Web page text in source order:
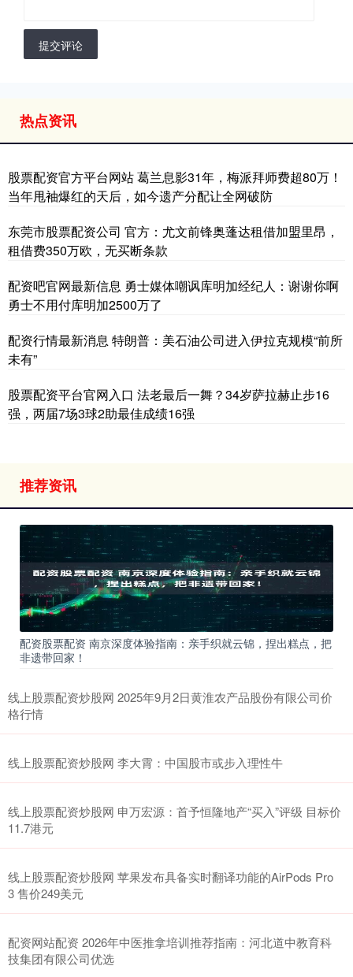
提交评论
热点资讯
股票配资官方平台网站 葛兰息影31年，梅派拜师费超80万！
当年甩袖爆红的天后，如今遗产分配让全网破防
东莞市股票配资公司 官方：尤文前锋奥蓬达租借加盟里昂，
租借费350万欧，无买断条款
配资吧官网最新信息 勇士媒体嘲讽库明加经纪人：谢谢你啊
勇士不用付库明加2500万了
配资行情最新消息 特朗普：美石油公司进入伊拉克规模“前所
未有”
股票配资平台官网入口 法老最后一舞？34岁萨拉赫止步16
强，两届7场3球2助最佳成绩16强
推荐资讯
配资股票配资 南京深度体验指南：亲手织就云锦，捏出糕点，把
非遗带回家！
线上股票配资炒股网 2025年9月2日黄淮农产品股份有限公司价
格行情
线上股票配资炒股网 李大霄：中国股市或步入理性牛
线上股票配资炒股网 申万宏源：首予恒隆地产“买入”评级 目标价
11.7港元
线上股票配资炒股网 苹果发布具备实时翻译功能的AirPods Pro
3 售价249美元
配资网站配资 2026年中医推拿培训推荐指南：河北道中教育科
技集团有限公司优选